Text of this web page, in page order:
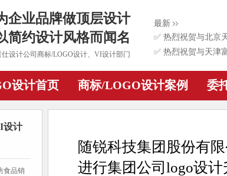
企业品牌做顶层设计
简约设计风格而闻名
仕设计公司商标/LOGO设计、VI设计部门
最新
成功签约！为其进
✅ 热烈祝贺与北京
公司成功签约！为
✅ 热烈祝贺与天津
功签约！为其进行
✅ 热烈祝贺与红杉
为其进行集团公司
✅ 热烈祝贺与深圳
签约！为其进行电
设计首页 商标/LOGO设计案例 委
设计
食品销
随锐科技集团股份有
进行集团公司logo设计